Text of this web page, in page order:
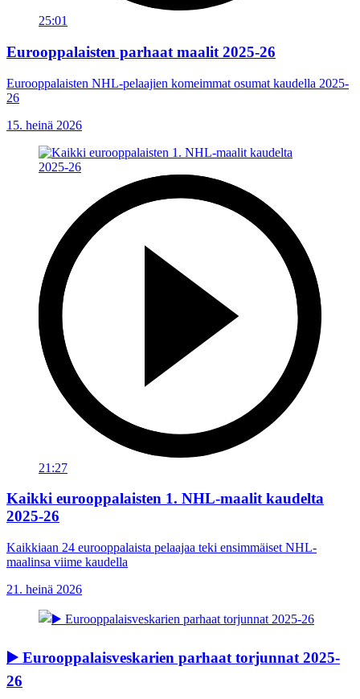
25:01
Eurooppalaisten parhaat maalit 2025-26
Eurooppalaisten NHL-pelaajien komeimmat osumat kaudella 2025-
26
15. heinä 2026
21:27
Kaikki eurooppalaisten 1. NHL-maalit kaudelta
2025-26
Kaikkiaan 24 eurooppalaista pelaajaa teki ensimmäiset NHL-
maalinsa viime kaudella
21. heinä 2026
▶️ Eurooppalaisveskarien parhaat torjunnat 2025-
26